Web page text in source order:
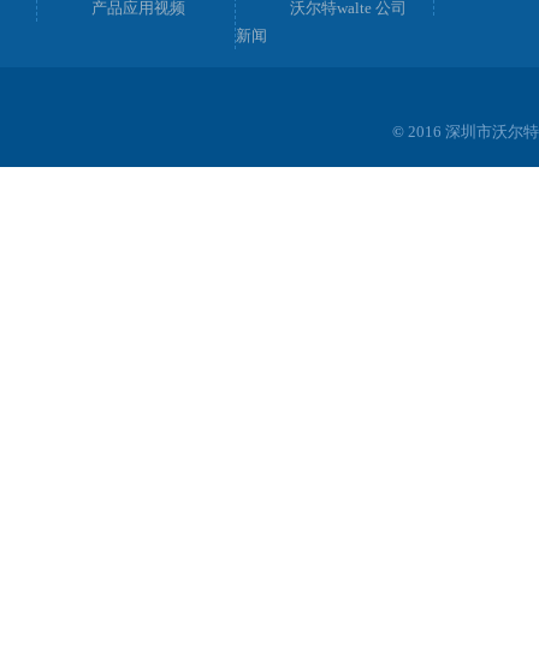
产品应用视频
沃尔特walte 公司
新闻
©2016 深圳市沃尔